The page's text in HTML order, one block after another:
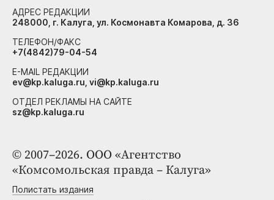
© 2007–2026. ООО «Агентство
«Комсомольская правда – Калуга»
Полистать издания
АДРЕС РЕДАКЦИИ
248000, г. Калуга, ул. Космонавта Комарова, д. 36
ТЕЛЕФОН/ФАКС
+7(4842)79-04-54
E-MAIL РЕДАКЦИИ
ev@kp.kaluga.ru, vi@kp.kaluga.ru
ОТДЕЛ РЕКЛАМЫ НА САЙТЕ
sz@kp.kaluga.ru